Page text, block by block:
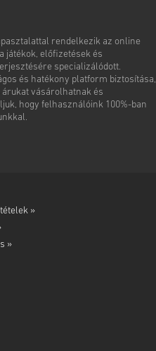
rendelkezik az online
játékok, előfizetések és
specializálódott.
és hatékony platform biztosítása,
vásárolhatnak és
hogy felhasználóink 100%-ban
»
»